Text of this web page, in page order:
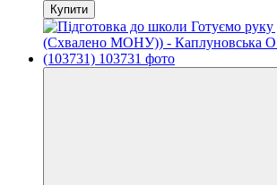
Купити